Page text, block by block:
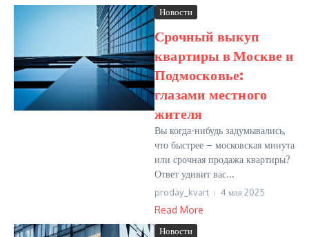
Новости
Срочный выкуп
квартиры в Москве и
Подмосковье:
глазами местного
жителя
Вы когда-нибудь задумывались,
что быстрее – московская минута
или срочная продажа квартиры?
Ответ удивит вас...
proday_kvart 4 мая 2025
Read More
Новости